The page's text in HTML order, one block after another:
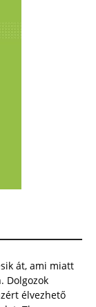
át, ami miatt
Dolgozok
élvezhető